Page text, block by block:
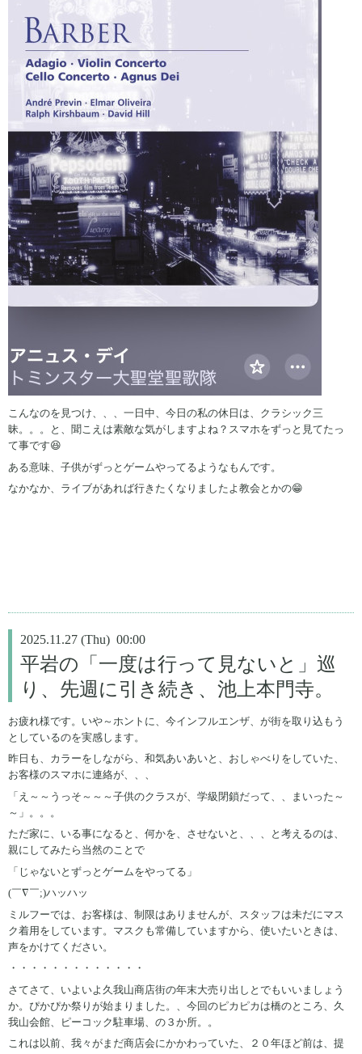
こんなのを見つけ、、、一日中、今日の私の休日は、クラシック三
昧。。。と、聞こえは素敵な気がしますよね？スマホをずっと見てたっ
て事です😆
ある意味、子供がずっとゲームやってるようなもんです。
なかなか、ライブがあれば行きたくなりましたよ教会とかの😁
2025.11.27 (Thu) 00:00
平岩の「一度は行って見ないと」巡
り、先週に引き続き、池上本門寺。
お疲れ様です。いや～ホントに、今インフルエンザ、が街を取り込もう
としているのを実感します。
昨日も、カラーをしながら、和気あいあいと、おしゃべりをしていた、
お客様のスマホに連絡が、、、
「え～～うっそ～～～子供のクラスが、学級閉鎖だって、、まいった～
～」。。。
ただ家に、いる事になると、何かを、させないと、、、と考えるのは、
親にしてみたら当然のことで
「じゃないとずっとゲームをやってる」
(￣∇￣;)ハッハッ
ミルフーでは、お客様は、制限はありませんが、スタッフは未だにマス
ク着用をしています。マスクも常備していますから、使いたいときは、
声をかけてください。
・・・・・・・・・・・・・
さてさて、いよいよ久我山商店街の年末大売り出しとでもいいましょう
か。ぴかぴか祭りが始まりました。、今回のピカピカは橋のところ、久
我山会館、ピーコック駐車場、の３か所。。
これは以前、我々がまだ商店会にかかわっていた、２０年ほど前は、提